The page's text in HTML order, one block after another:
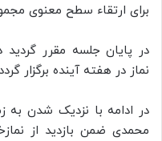
برای ارتقاء سطح معنوی
در پایان جلسه مقرر
نماز در هفته آینده برگزار
در ادامه با نزدیک شدن به
محمدی ضمن بازدید از